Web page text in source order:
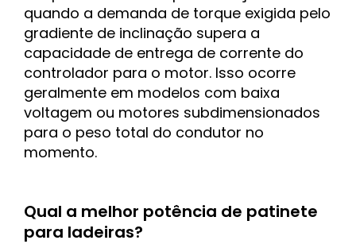
quando a demanda de torque exigida pelo
gradiente de inclinação supera a
capacidade de entrega de corrente do
controlador para o motor. Isso ocorre
geralmente em modelos com baixa
voltagem ou motores subdimensionados
para o peso total do condutor no
momento.
Qual a melhor potência de patinete
para ladeiras?